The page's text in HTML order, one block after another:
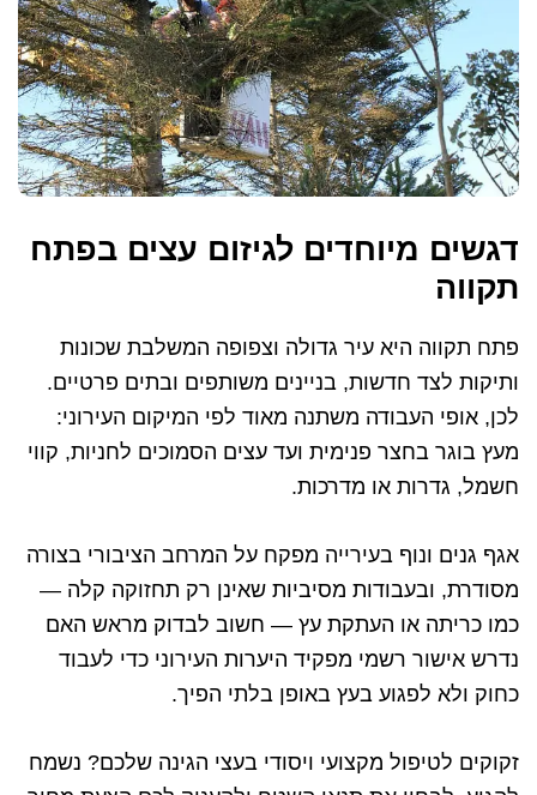
דגשים מיוחדים לגיזום עצים בפתח
תקווה
פתח תקווה היא עיר גדולה וצפופה המשלבת שכונות
ותיקות לצד חדשות, בניינים משותפים ובתים פרטיים.
לכן, אופי העבודה משתנה מאוד לפי המיקום העירוני:
מעץ בוגר בחצר פנימית ועד עצים הסמוכים לחניות, קווי
חשמל, גדרות או מדרכות.
אגף גנים ונוף בעירייה מפקח על המרחב הציבורי בצורה
מסודרת, ובעבודות מסיביות שאינן רק תחזוקה קלה —
כמו כריתה או העתקת עץ — חשוב לבדוק מראש האם
נדרש אישור רשמי מפקיד היערות העירוני כדי לעבוד
כחוק ולא לפגוע בעץ באופן בלתי הפיך.
זקוקים לטיפול מקצועי ויסודי בעצי הגינה שלכם? נשמח